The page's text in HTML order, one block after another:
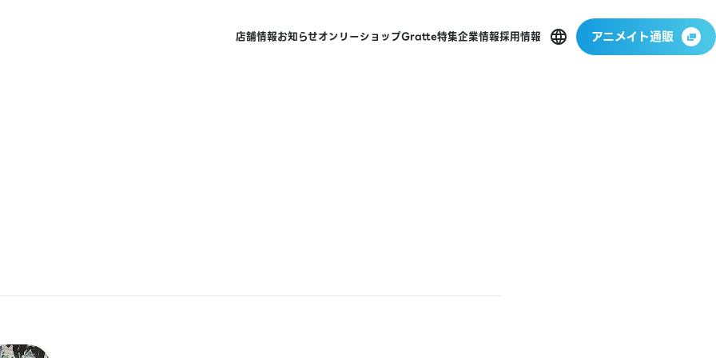
店舗情報お知らせオンリーショップGratte特集企業情報採用情報 アニメイト通販